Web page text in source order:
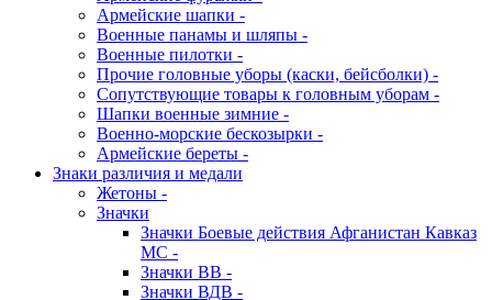
Армейские шапки -
Военные панамы и шляпы -
Военные пилотки -
Прочие головные уборы (каски, бейсболки) -
Сопутствующие товары к головным уборам -
Шапки военные зимние -
Военно-морские бескозырки -
Армейские береты -
Знаки различия и медали
Жетоны -
Значки
Значки Боевые действия Афганистан Кавказ
МС -
Значки ВВ -
Значки ВДВ -